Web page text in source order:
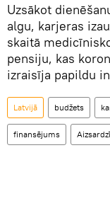
Uzsākot
algu, karjeras
skaitā
pensiju, kas
izraisīja papildu
Latvijā budžets
finansējums